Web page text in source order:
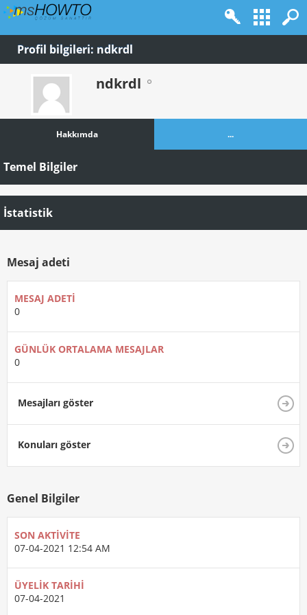
Profil bilgileri: ndkrdl
ndkrdl
Hakkımda ...
Temel Bilgiler
İstatistik
Mesaj adeti
MESAJ ADETI
0
GÜNLÜK ORTALAMA MESAJLAR
0
Mesajları göster
Konuları göster
Genel Bilgiler
SON AKTIVITE
07-04-2021 12:54 AM
ÜYELIK TARIHI
07-04-2021